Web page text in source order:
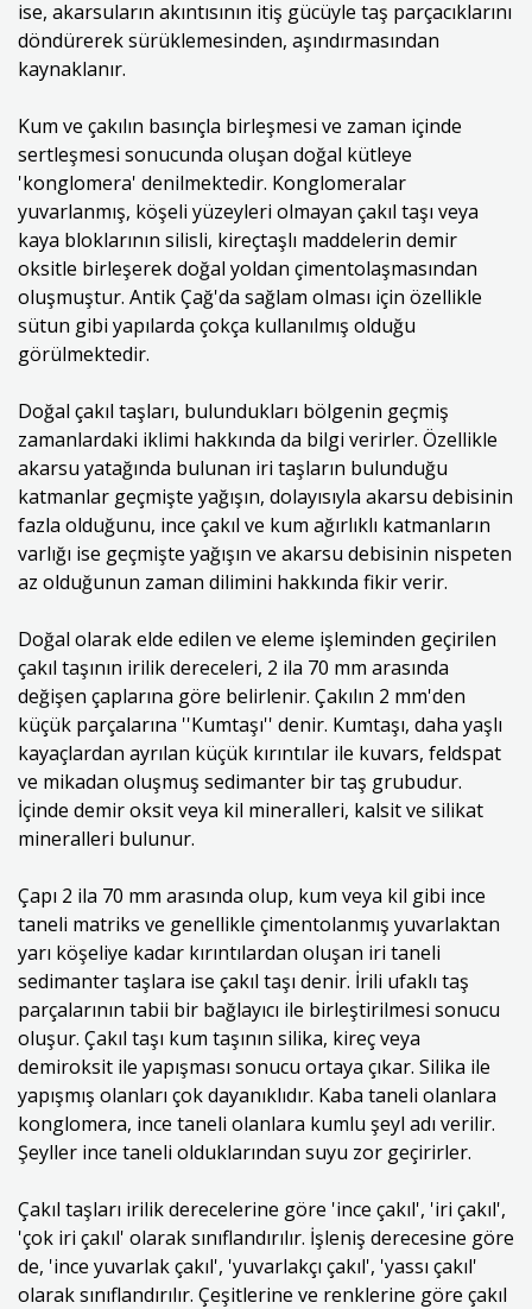
ise, akarsuların akıntısının itiş gücüyle taş parçacıklarını
döndürerek sürüklemesinden, aşındırmasından
kaynaklanır.
Kum ve çakılın basınçla birleşmesi ve zaman içinde
sertleşmesi sonucunda oluşan doğal kütleye
'konglomera' denilmektedir. Konglomeralar
yuvarlanmış, köşeli yüzeyleri olmayan çakıl taşı veya
kaya bloklarının silisli, kireçtaşlı maddelerin demir
oksitle birleşerek doğal yoldan çimentolaşmasından
oluşmuştur. Antik Çağ'da sağlam olması için özellikle
sütun gibi yapılarda çokça kullanılmış olduğu
görülmektedir.
Doğal çakıl taşları, bulundukları bölgenin geçmiş
zamanlardaki iklimi hakkında da bilgi verirler. Özellikle
akarsu yatağında bulunan iri taşların bulunduğu
katmanlar geçmişte yağışın, dolayısıyla akarsu debisinin
fazla olduğunu, ince çakıl ve kum ağırlıklı katmanların
varlığı ise geçmişte yağışın ve akarsu debisinin nispeten
az olduğunun zaman dilimini hakkında fikir verir.
Doğal olarak elde edilen ve eleme işleminden geçirilen
çakıl taşının irilik dereceleri, 2 ila 70 mm arasında
değişen çaplarına göre belirlenir. Çakılın 2 mm'den
küçük parçalarına ''Kumtaşı'' denir. Kumtaşı, daha yaşlı
kayaçlardan ayrılan küçük kırıntılar ile kuvars, feldspat
ve mikadan oluşmuş sedimanter bir taş grubudur.
İçinde demir oksit veya kil mineralleri, kalsit ve silikat
mineralleri bulunur.
Çapı 2 ila 70 mm arasında olup, kum veya kil gibi ince
taneli matriks ve genellikle çimentolanmış yuvarlaktan
yarı köşeliye kadar kırıntılardan oluşan iri taneli
sedimanter taşlara ise çakıl taşı denir. İrili ufaklı taş
parçalarının tabii bir bağlayıcı ile birleştirilmesi sonucu
oluşur. Çakıl taşı kum taşının silika, kireç veya
demiroksit ile yapışması sonucu ortaya çıkar. Silika ile
yapışmış olanları çok dayanıklıdır. Kaba taneli olanlara
konglomera, ince taneli olanlara kumlu şeyl adı verilir.
Şeyller ince taneli olduklarından suyu zor geçirirler.
Çakıl taşları irilik derecelerine göre 'ince çakıl', 'iri çakıl',
'çok iri çakıl' olarak sınıflandırılır. İşleniş derecesine göre
de, 'ince yuvarlak çakıl', 'yuvarlakçı çakıl', 'yassı çakıl'
olarak sınıflandırılır. Çeşitlerine ve renklerine göre çakıl